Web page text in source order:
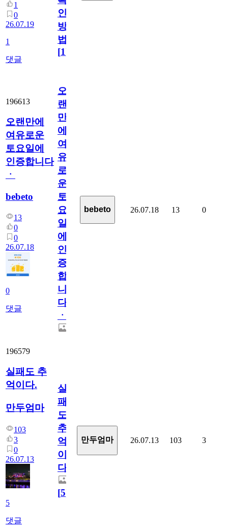
1
0
26.07.19
1
댓글
인
방
법
[1]
196613
오랜만에
여유로운
토요일에
인증합니다
ㆍ
bebeto
13
0
0
26.07.18
0
댓글
오
랜
만
에
여
유
로
운
토
요
일
에
인
증
합
니
다
ㆍ
bebeto 26.07.18 13 0
196579
실패도 추
억이다.
만두엄마
103
3
0
26.07.13
5
댓글
실
패
도
추
억
이
다.
[5]
만두엄마 26.07.13 103 3